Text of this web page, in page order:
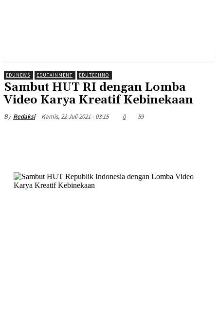
EDUNEWS EDUTAINMENT EDUTECHNO
Sambut HUT RI dengan Lomba
Video Karya Kreatif Kebinekaan
By Redaksi Kamis, 22 Juli 2021 - 03:15 0 59